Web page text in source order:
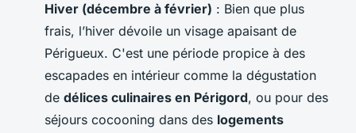
Hiver (décembre à février) : Bien que plus
frais, l’hiver dévoile un visage apaisant de
Périgueux. C'est une période propice à des
escapades en intérieur comme la dégustation
de délices culinaires en Périgord, ou pour des
séjours cocooning dans des logements